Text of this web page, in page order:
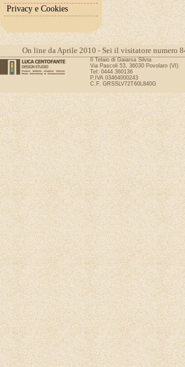
Privacy e Cookies
On line da Aprile 2010 - Sei il visitatore numero
Il Telaio di Gaiarsa Silvia
Via Pascoli 53, 36030 Povolaro (VI)
Tel: 0444 360136
P.IVA 03464000243
C.F. GRSSLV72T60L840G